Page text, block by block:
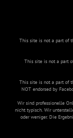
This site is not a part of
This site is not a part
This site is not a part of
NOT endorsed by
Wir sind professionelle
nicht typisch. Wir
oder weniger. Die